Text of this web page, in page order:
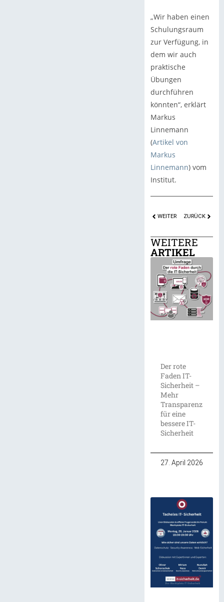
„Wir haben einen
Schulungsraum
zur Verfügung, in
dem wir auch
praktische
Übungen
durchführen
könnten“, erklärt
Markus
Linnemann
(Artikel von
Markus
Linnemann) vom
Institut.
WEITER ZURÜCK
WEITERE
ARTIKEL
Der rote
Faden IT-
Sicherheit –
Mehr
Transparenz
für eine
bessere IT-
Sicherheit
27. April 2026